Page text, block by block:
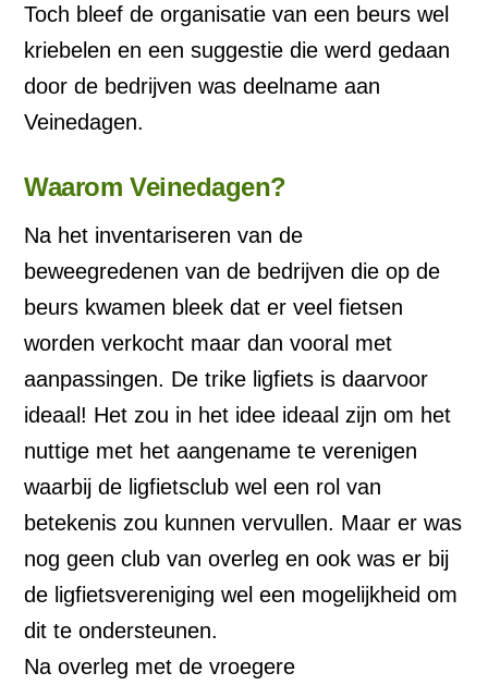
Toch bleef de organisatie van een beurs wel
kriebelen en een suggestie die werd gedaan
door de bedrijven was deelname aan
Veinedagen.
Waarom Veinedagen?
Na het inventariseren van de
beweegredenen van de bedrijven die op de
beurs kwamen bleek dat er veel fietsen
worden verkocht maar dan vooral met
aanpassingen. De trike ligfiets is daarvoor
ideaal! Het zou in het idee ideaal zijn om het
nuttige met het aangename te verenigen
waarbij de ligfietsclub wel een rol van
betekenis zou kunnen vervullen. Maar er was
nog geen club van overleg en ook was er bij
de ligfietsvereniging wel een mogelijkheid om
dit te ondersteunen.
Na overleg met de vroegere